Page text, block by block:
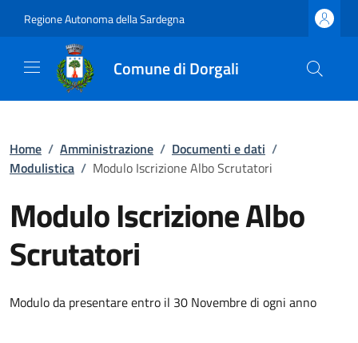
Regione Autonoma della Sardegna
Comune di Dorgali
Home / Amministrazione / Documenti e dati /
Modulistica / Modulo Iscrizione Albo Scrutatori
Modulo Iscrizione Albo
Scrutatori
Modulo da presentare entro il 30 Novembre di ogni anno